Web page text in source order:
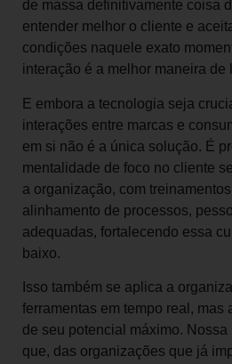
de massa definitivamente coisa
entender melhor o cliente e
condições naquele exato
interação é a melhor maneira de
E embora a tecnologia seja
interações entre marcas e
em si não é a única solução. É
mentalidade de foco no cliente
a organização, com
alinhamento de processos,
adequadas, fortalecendo essa
baixo.
Isso também se aplica a
ferramentas em tempo real, mas
de seu potencial máximo.
que, das organizações que já